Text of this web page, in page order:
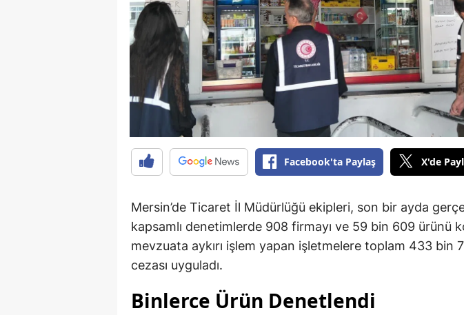
Facebook'ta Paylaş X'de
Mersin’de Ticaret İl Müdürlüğü ekipleri, son bir ayda
kapsamlı denetimlerde 908 firmayı ve 59 bin 609 ürünü
mevzuata aykırı işlem yapan işletmelere toplam 433 bin
cezası uyguladı.
Binlerce Ürün Denetlendi